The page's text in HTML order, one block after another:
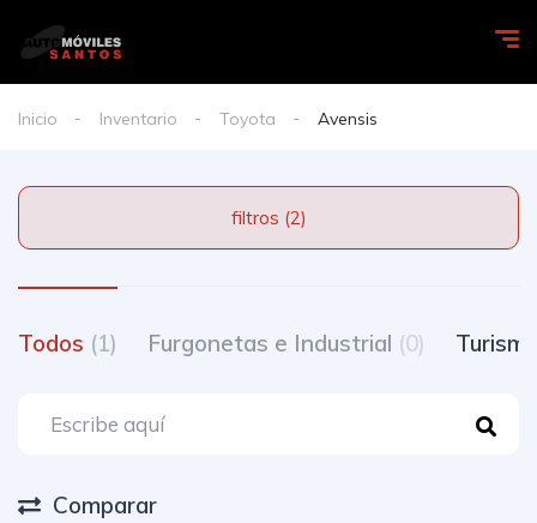
Inicio Inventario Toyota Avensis
filtros (2)
Todos (1) Furgonetas e Industrial (0)
Comparar